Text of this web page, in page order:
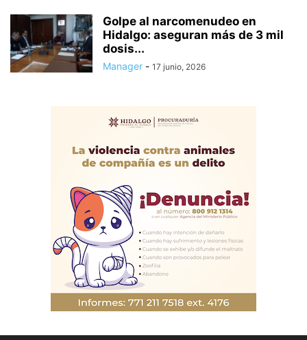
Golpe al narcomenudeo en
Hidalgo: aseguran más de 3 mil
dosis...
Manager - 17 junio, 2026